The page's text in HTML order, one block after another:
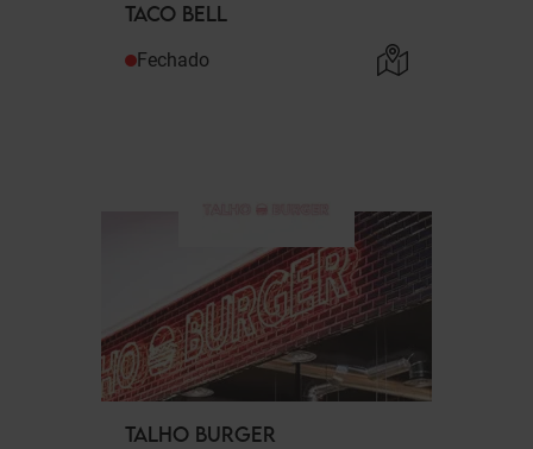
TACO BELL
Fechado
TALHO BURGER